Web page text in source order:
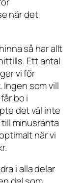
när det
så har allt
Ett antal
vi för
som vill
bo i
det väl inte
minusränta
när vi
i alla delar